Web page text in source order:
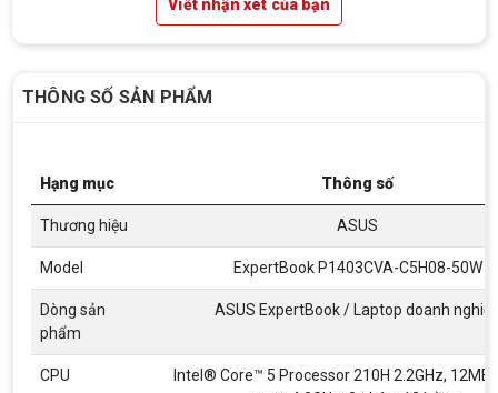
Viết nhận xét của bạn
THÔNG SỐ SẢN PHẨM
Hạng mục Thông số
Thương hiệu ASUS
Model ExpertBook P1403CVA-C5H08-50W
Dòng sản
phẩm
ASUS ExpertBook / Laptop doanh
CPU
Intel® Core™ 5 Processor 210H 2.2GHz, 12MB